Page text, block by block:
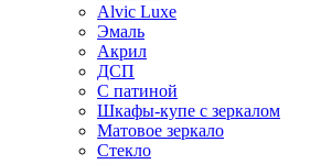
Alvic Luxe
Эмаль
Акрил
ДСП
С патиной
Шкафы-купе с зеркалом
Матовое зеркало
Стекло